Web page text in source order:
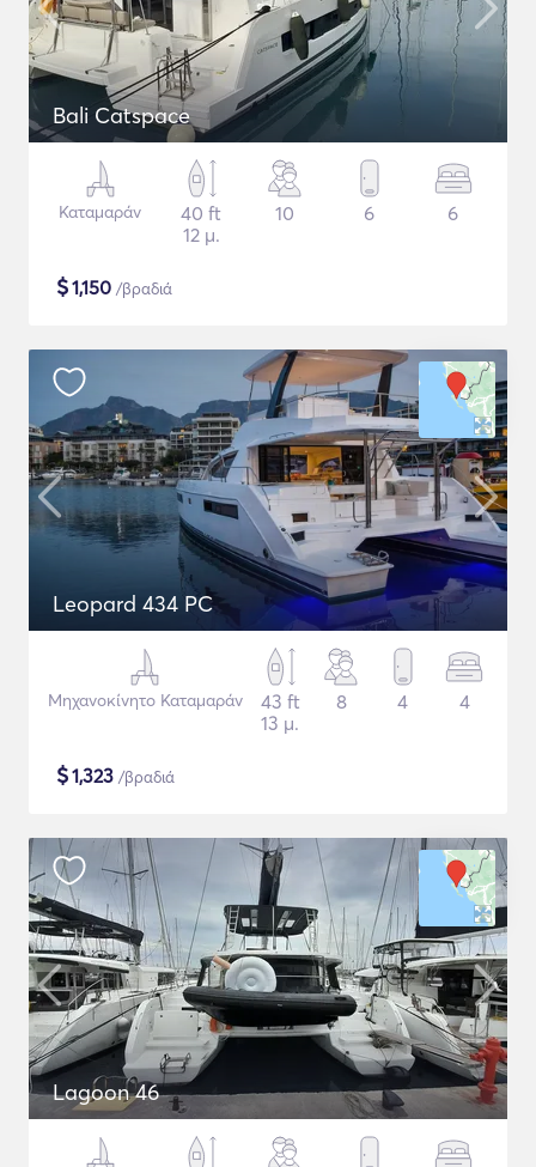
Bali Catspace
Καταμαράν
40 ft
12 μ.
10 6 6
$1,150 /βραδιά
Leopard 434 PC
Μηχανοκίνητο Καταμαράν
43 ft
13 μ.
8 4 4
$1,323 /βραδιά
Lagoon 46